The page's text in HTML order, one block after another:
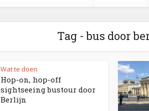
Tag - bus door
Wat te doen
Hop-on, hop-off
sightseeing bustour door
Berlijn